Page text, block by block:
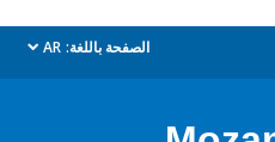
الصفحة باللغة: AR
dropdown